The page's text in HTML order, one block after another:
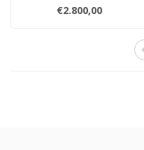
inbouwbehuizing voo..
€2.800,00